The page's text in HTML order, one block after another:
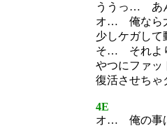
ううっ…
オ… 俺なら
少しケガし
そ… それよ
やつにファッ
復活させちゃ
4E
オ… 俺の事